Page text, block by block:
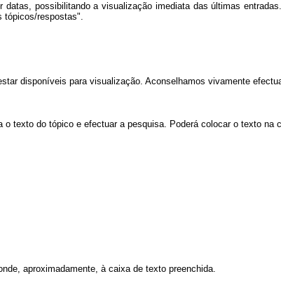
possibilitando a visualização imediata das últimas
tópicos/respostas".
disponíveis para visualização. Aconselhamos vivamente
texto do tópico e efectuar a pesquisa. Poderá colocar o texto na
aproximadamente, à caixa de texto preenchida.